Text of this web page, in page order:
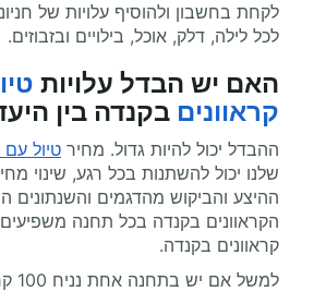
לקחת בחשבון ולהוסיף עלויות של
לכל לילה, דלק, אוכל, בילויים ובזבוזים.
האם יש הבדל עלויות
קראוונים בקנדה בין
ההבדל יכול להיות גדול. מחיר טיול עם
שלנו יכול להשתנות בכל רגע, שינוי
ההיצע והביקוש מהדגמים והשנתונים
הקראוונים בקנדה בכל תחנה
קראוונים בקנדה.